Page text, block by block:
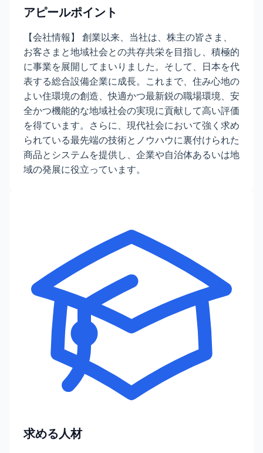
アピールポイント
【会社情報】 創業以来、当社は、株主の皆さま、
お客さまと地域社会との共存共栄を目指し、積極的
に事業を展開してまいりました。そして、日本を代
表する総合設備企業に成長。これまで、住み心地の
よい住環境の創造、快適かつ最新鋭の職場環境、安
全かつ機能的な地域社会の実現に貢献して高い評価
を得ています。さらに、現代社会において強く求め
られている最先端の技術とノウハウに裏付けられた
商品とシステムを提供し、企業や自治体あるいは地
域の発展に役立っています。
求める人材